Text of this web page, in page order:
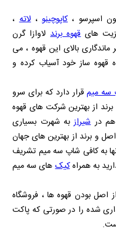
اسپرسو ،کاپوچینو،لاته،
هایقهوه برندلاوازا گرن
بالای این قهوه ، می
قهوه ساز خود آسیاب کرده و
سه میمقرار دارد که برای سرو
برند از بهترین شرکت های قهوه
هم درشیرازبه شهرت بسیاری
و برند از بهترین های جهان
به کافی شاپ سه میم تشریف
به همراهکیکهای سه میم
اصل بودن قهوه ها ، فروشگاه
شده را در صورتی که پاکت